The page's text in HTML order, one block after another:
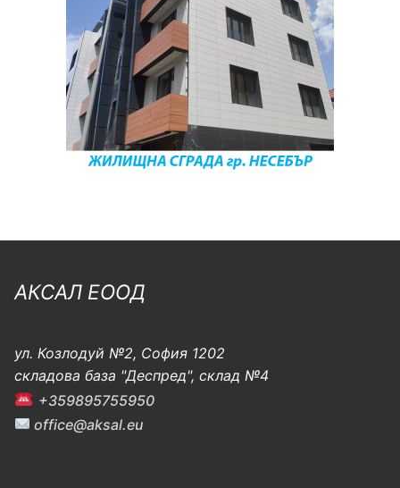
АКСАЛ ЕООД
ул. Козлодуй №2, София 1202
складова база "Деспред", склад №4
+359895755950
office@aksal.eu